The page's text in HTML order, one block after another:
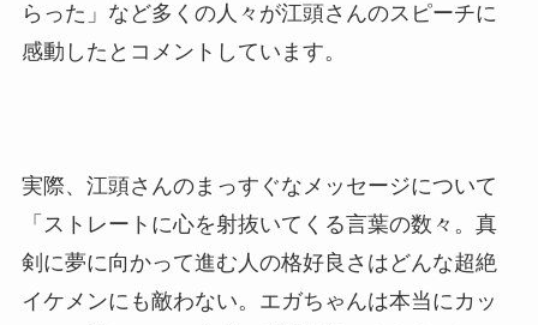
らった」など多くの人々が江頭さんのスピーチに
感動したとコメントしています。
実際、江頭さんのまっすぐなメッセージについて
「ストレートに心を射抜いてくる言葉の数々。真
剣に夢に向かって進む人の格好良さはどんな超絶
イケメンにも敵わない。エガちゃんは本当にカッ